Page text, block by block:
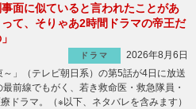
事面に似ていると言われたことがあ
って、そりゃあ2時間ドラマの帝王だ
ドラマ
2026年8月6日
」（テレビ朝日系）の第5話が4日に放送
前線でもがく、若き救命医・救急隊員・
ドラマ。（※以下、ネタバレを含みます）